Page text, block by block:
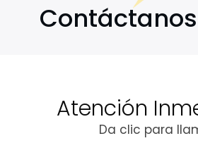
Atención
Da clic para